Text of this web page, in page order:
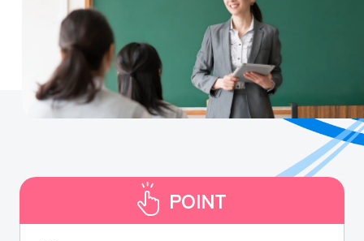
POINT